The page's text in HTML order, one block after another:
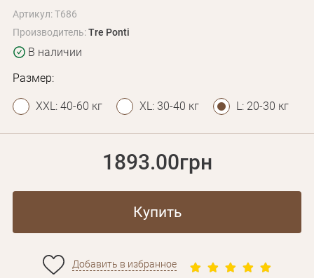
Артикул: T686
Производитель:Tre Ponti
В наличии
Размер:
XXL: 40-60 кг XL: 30-40 кг L: 20-30 кг
1893.00грн
Купить
Добавить в избранное